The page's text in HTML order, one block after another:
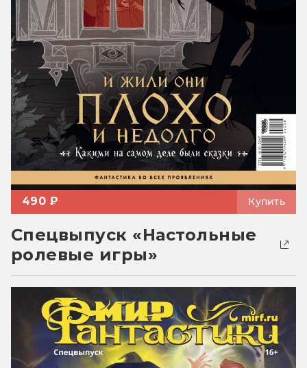
490 ₽ Купить
Спецвыпуск «Настольные
ролевые игры»